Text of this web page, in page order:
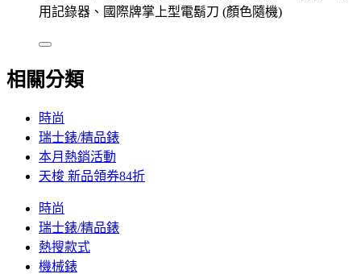
用記錄器、國際牌掌上型電鬍刀 (顏色隨機)
相關分類
時尚
瑞士錶/精品錶
本月熱銷活動
天梭 新品領券84折
時尚
瑞士錶/精品錶
熱搜款式
機械錶